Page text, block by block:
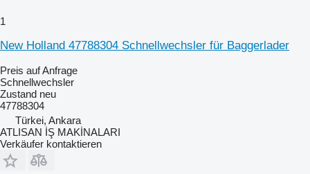
1
New Holland 47788304 Schnellwechsler für Baggerlader
Preis auf Anfrage
Schnellwechsler
Zustand neu
47788304
Türkei, Ankara
ATLISAN İŞ MAKİNALARI
Verkäufer kontaktieren